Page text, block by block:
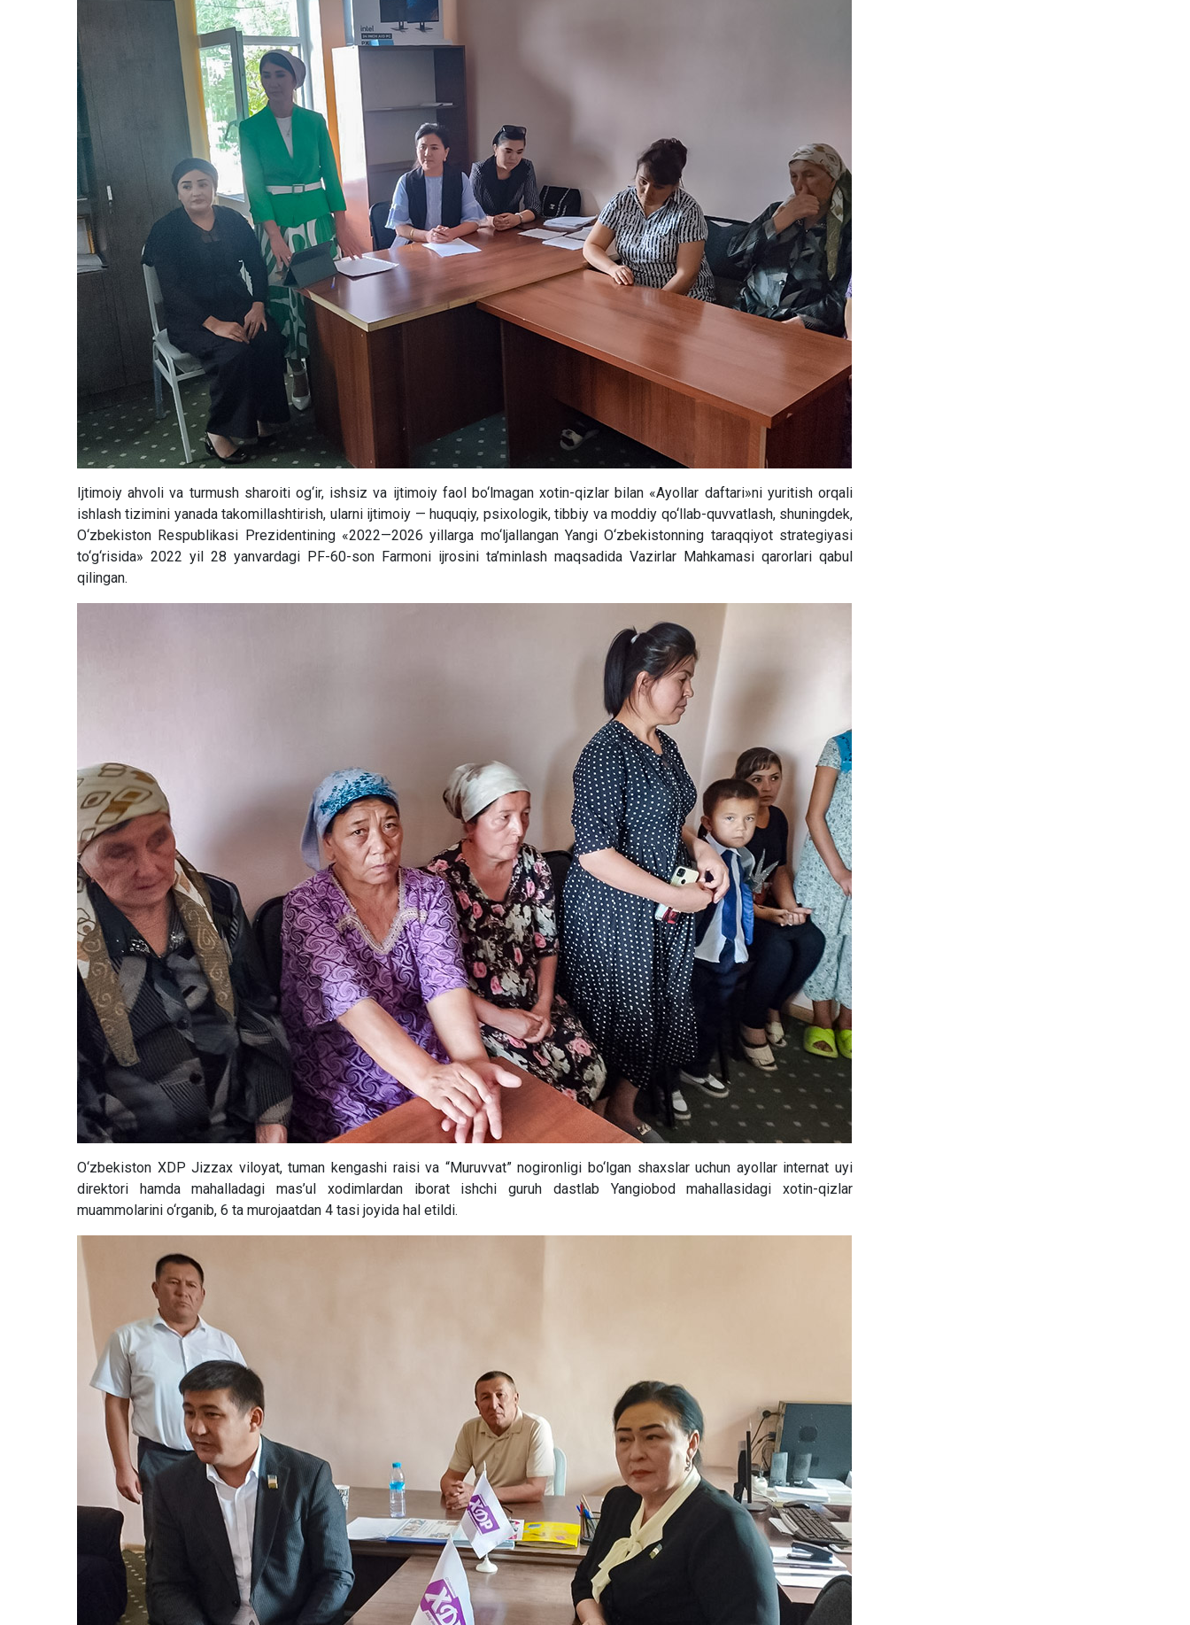
Ijtimoiy ahvoli va turmush sharoiti og‘ir, ishsiz va ijtimoiy faol bo‘lmagan xotin-qizlar bilan «Ayollar daftari»ni yuritish orqali
ishlash tizimini yanada takomillashtirish, ularni ijtimoiy — huquqiy, psixologik, tibbiy va moddiy qo‘llab-quvvatlash, shuningdek,
O‘zbekiston Respublikasi Prezidentining «2022—2026 yillarga mo‘ljallangan Yangi O‘zbekistonning taraqqiyot strategiyasi
to‘g‘risida» 2022 yil 28 yanvardagi PF-60-son Farmoni ijrosini ta’minlash maqsadida Vazirlar Mahkamasi qarorlari qabul
qilingan.
O‘zbekiston XDP Jizzax viloyat, tuman kengashi raisi va “Muruvvat” nogironligi bo‘lgan shaxslar uchun ayollar internat uyi
direktori hamda mahalladagi mas’ul xodimlardan iborat ishchi guruh dastlab Yangiobod mahallasidagi xotin-qizlar
muammolarini o‘rganib, 6 ta murojaatdan 4 tasi joyida hal etildi.